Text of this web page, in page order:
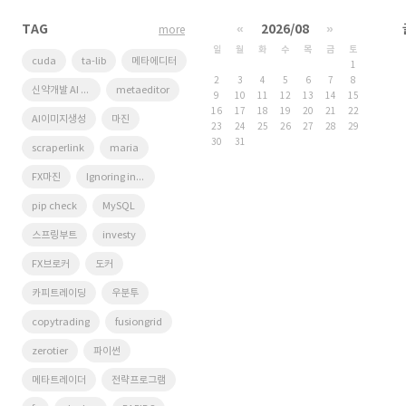
TAG
cuda ta-lib 메타에디터
신약개발 AI 경진대회 metaeditor
AI이미지생성 마진
scraperlink maria
FX마진 Ignoring invalid distribution
pip check MySQL
스프링부트 investy
FX브로커 도커
카피트레이딩 우분투
copytrading fusiongrid
zerotier 파이썬
메타트레이더 전략프로그램
more « 2026/08 »
일 월 화 수 목 금
토
1
2
3 4 5 6 7
8
9
10 11 12 13 14
15
16
17 18 19 20 21
22
23
24 25 26 27 28
29
30
31